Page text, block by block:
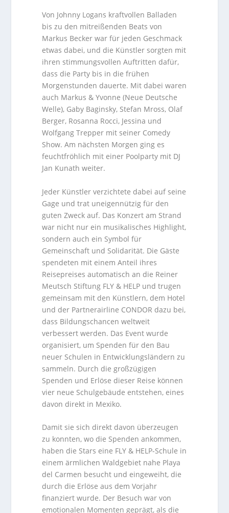
Von Johnny Logans kraftvollen Balladen
bis zu den mitreißenden Beats von
Markus Becker war für jeden Geschmack
etwas dabei, und die Künstler sorgten mit
ihren stimmungsvollen Auftritten dafür,
dass die Party bis in die frühen
Morgenstunden dauerte. Mit dabei waren
auch Markus & Yvonne (Neue Deutsche
Welle), Gaby Baginsky, Stefan Mross, Olaf
Berger, Rosanna Rocci, Jessina und
Wolfgang Trepper mit seiner Comedy
Show. Am nächsten Morgen ging es
feuchtfröhlich mit einer Poolparty mit DJ
Jan Kunath weiter.
Jeder Künstler verzichtete dabei auf seine
Gage und trat uneigennützig für den
guten Zweck auf. Das Konzert am Strand
war nicht nur ein musikalisches Highlight,
sondern auch ein Symbol für
Gemeinschaft und Solidarität. Die Gäste
spendeten mit einem Anteil ihres
Reisepreises automatisch an die Reiner
Meutsch Stiftung FLY & HELP und trugen
gemeinsam mit den Künstlern, dem Hotel
und der Partnerairline CONDOR dazu bei,
dass Bildungschancen weltweit
verbessert werden. Das Event wurde
organisiert, um Spenden für den Bau
neuer Schulen in Entwicklungsländern zu
sammeln. Durch die großzügigen
Spenden und Erlöse dieser Reise können
vier neue Schulgebäude entstehen, eines
davon direkt in Mexiko.
Damit sie sich direkt davon überzeugen
zu konnten, wo die Spenden ankommen,
haben die Stars eine FLY & HELP-Schule in
einem ärmlichen Waldgebiet nahe Playa
del Carmen besucht und eingeweiht, die
durch die Erlöse aus dem Vorjahr
finanziert wurde. Der Besuch war von
emotionalen Momenten geprägt, als die